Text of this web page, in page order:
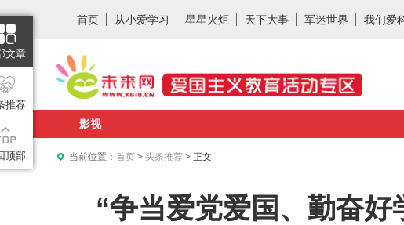
首页 从小爱学习 星星火炬 天下大事 军迷世界 我们爱
影视
文章
推荐
顶部 当前位置： 首页 > 头条推荐 > 正文
“争当爱党爱国、勤奋